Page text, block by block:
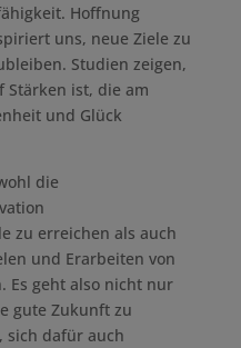
Hoffnung
uns, neue Ziele zu
Studien zeigen,
Stärken ist, die am
und Glück
die
zu erreichen als auch
und Erarbeiten von
Es geht also nicht nur
gute Zukunft zu
sich dafür auch